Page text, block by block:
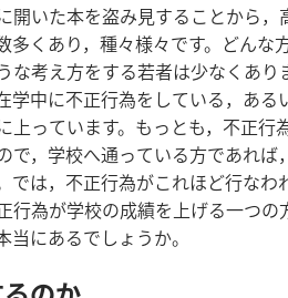
開いた本を盗み見することから，
多くあり，種々様々です。どんな
な考え方をする若者は少なくあり
学中に不正行為をしている，ある
上っています。もっとも，不正行
で，学校へ通っている方であれば
では，不正行為がこれほど行なわ
行為が学校の成績を上げる一つの
にあるでしょうか。